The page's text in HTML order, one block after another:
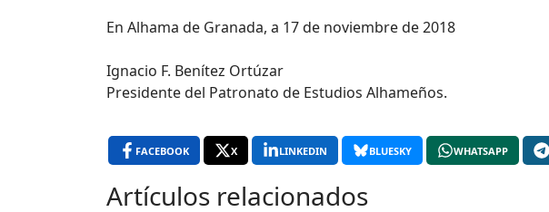
En Alhama de Granada, a 17 de noviembre de 2018
Ignacio F. Benítez Ortúzar
Presidente del Patronato de Estudios Alhameños.
FACEBOOK X LINKEDIN BLUESKY WHATSAPP
Artículos relacionados